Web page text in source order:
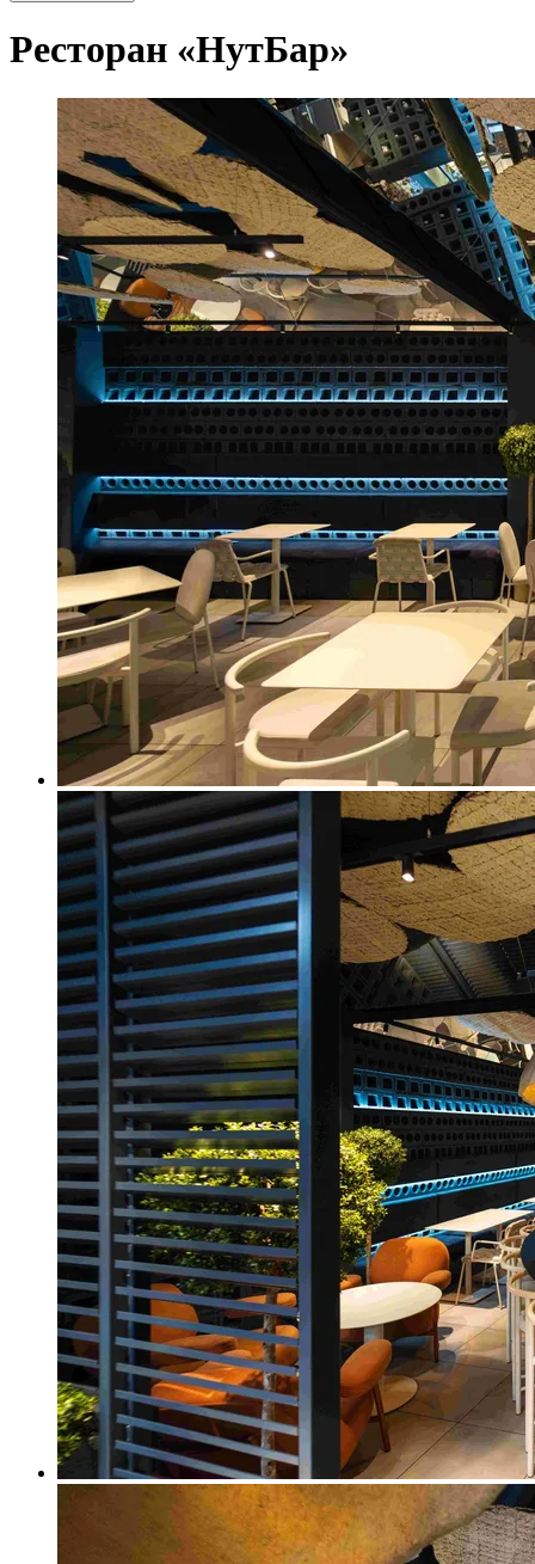
Ресторан «НутБар»